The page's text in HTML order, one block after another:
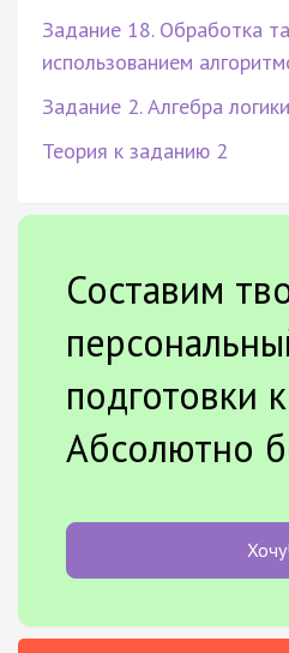
Задание 18. Обработка
использованием
Задание 2. Алгебра
Теория к заданию 2
Составим
подготовки
Абсолютно
Хочу!